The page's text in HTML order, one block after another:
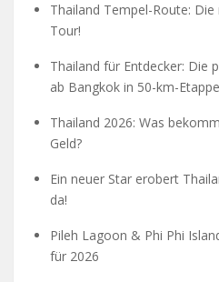
Thailand Tempel-Route:
Tour!
Thailand für Entdecker: Die
ab Bangkok in 50-km-
Thailand 2026: Was
Geld?
Ein neuer Star erobert
da!
Pileh Lagoon & Phi Phi
für 2026